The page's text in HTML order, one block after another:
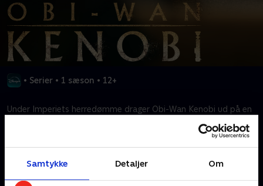
Samtykke Detaljer Om
• Serier • 1 sæson • 12+
Under Imperiets herredømme drager Obi-Wan Kenobi ud på en